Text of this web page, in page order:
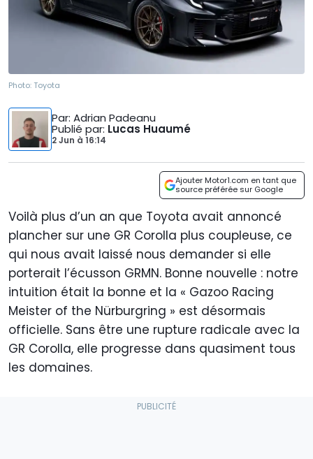
Photo: Toyota
Par: Adrian Padeanu
Publié par: Lucas Huaumé
2 Jun à 16:14
Ajouter Motor1.com en tant que
source préférée sur Google
Voilà plus d’un an que Toyota avait annoncé
plancher sur une GR Corolla plus coupleuse, ce
qui nous avait laissé nous demander si elle
porterait l’écusson GRMN. Bonne nouvelle : notre
intuition était la bonne et la « Gazoo Racing
Meister of the Nürburgring » est désormais
officielle. Sans être une rupture radicale avec la
GR Corolla, elle progresse dans quasiment tous
les domaines.